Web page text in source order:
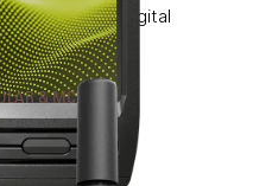
kombinerar digital
& MCX